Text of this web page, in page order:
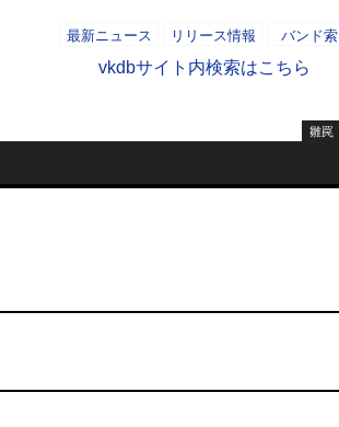
最新ニュース リリース情報 バンド
vkdbサイト内検索はこちら
雛罠